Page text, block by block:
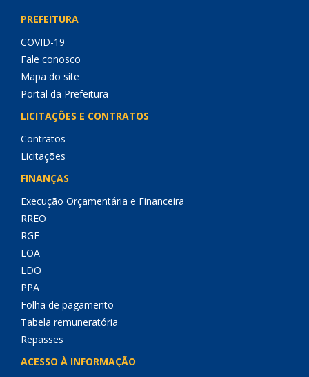
PREFEITURA
COVID-19
Fale conosco
Mapa do site
Portal da Prefeitura
LICITAÇÕES E CONTRATOS
Contratos
Licitações
FINANÇAS
Execução Orçamentária e Financeira
RREO
RGF
LOA
LDO
PPA
Folha de pagamento
Tabela remuneratória
Repasses
ACESSO À INFORMAÇÃO